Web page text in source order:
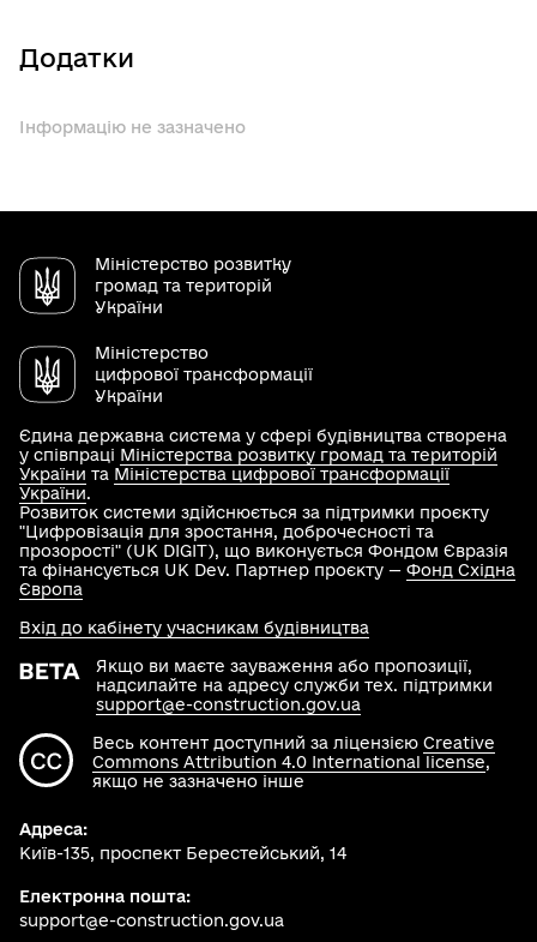
Додатки
Інформацію не зазначено
Міністерство розвитку
громад та територій
України
Міністерство
цифрової трансформації
України
Єдина державна система у сфері будівництва створена
у співпраці Міністерства розвитку громад та територій
України та Міністерства цифрової трансформації
України.
Розвиток системи здійснюється за підтримки проєкту
"Цифровізація для зростання, доброчесності та
прозорості" (UK DIGIT), що виконується Фондом Євразія
та фінансується UK Dev. Партнер проєкту — Фонд Східна
Європа
Якщо ви маєте зауваження або пропозиції,
надсилайте на адресу служби тех. підтримки
support@e-construction.gov.ua
Весь контент доступний за ліцензією Creative
Commons Attribution 4.0 International license,
якщо не зазначено інше
Вхід до кабінету учасникам будівництва
Адреса:
Київ-135, проспект Берестейський, 14
Електронна пошта:
support@e-construction.gov.ua